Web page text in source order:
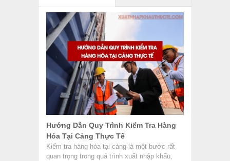
Hướng Dẫn Quy Trình Kiểm Tra Hàng
Hóa Tại Cảng Thực Tế
Kiểm tra hàng hóa tại cảng là một bước rất
quan trọng trong quá trình xuất nhập khẩu,